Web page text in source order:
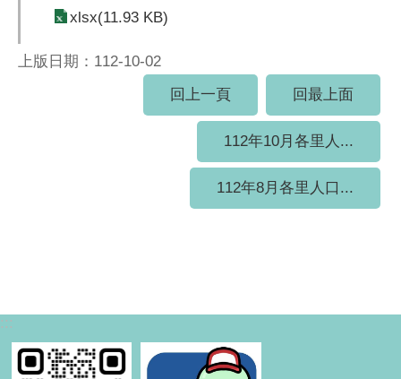
xlsx(11.93 KB)
上版日期：112-10-02
回上一頁
回最上面
112年10月各里人...
112年8月各里人口...
:::